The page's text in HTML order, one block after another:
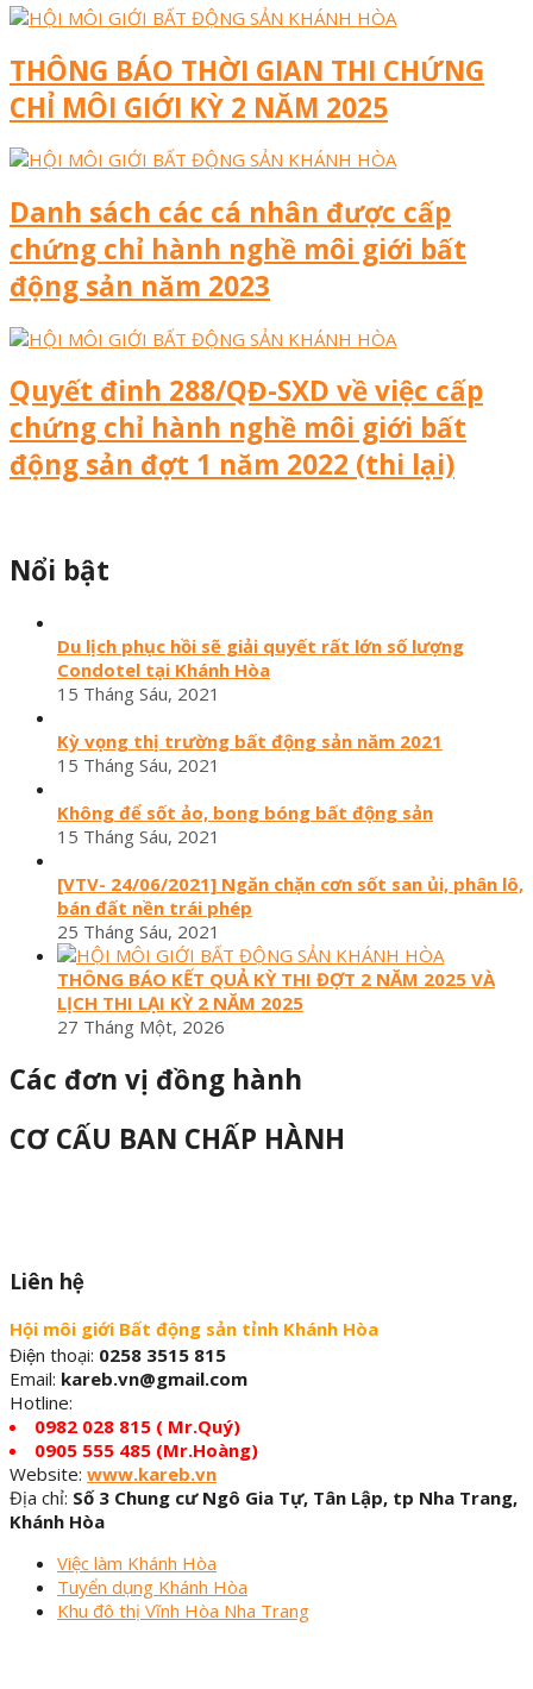
THÔNG BÁO THỜI GIAN THI CHỨNG
CHỈ MÔI GIỚI KỲ 2 NĂM 2025
Danh sách các cá nhân được cấp
chứng chỉ hành nghề môi giới bất
động sản năm 2023
Quyết đinh 288/QĐ-SXD về việc cấp
chứng chỉ hành nghề môi giới bất
động sản đợt 1 năm 2022 (thi lại)
Nổi bật
Du lịch phục hồi sẽ giải quyết rất lớn số lượng
Condotel tại Khánh Hòa
15 Tháng Sáu, 2021
Kỳ vọng thị trường bất động sản năm 2021
15 Tháng Sáu, 2021
Không để sốt ảo, bong bóng bất động sản
15 Tháng Sáu, 2021
[VTV- 24/06/2021] Ngăn chặn cơn sốt san ủi, phân lô,
bán đất nền trái phép
25 Tháng Sáu, 2021
THÔNG BÁO KẾT QUẢ KỲ THI ĐỢT 2 NĂM 2025 VÀ
LỊCH THI LẠI KỲ 2 NĂM 2025
27 Tháng Một, 2026
Các đơn vị đồng hành
CƠ CẤU BAN CHẤP HÀNH
Liên hệ
Hội môi giới Bất động sản tỉnh Khánh Hòa
Điện thoại: 0258 3515 815
Email: kareb.vn@gmail.com
Hotline:
0982 028 815 ( Mr.Quý)
0905 555 485 (Mr.Hoàng)
Website: www.kareb.vn
Địa chỉ: Số 3 Chung cư Ngô Gia Tự, Tân Lập, tp Nha Trang,
Khánh Hòa
Việc làm Khánh Hòa
Tuyển dụng Khánh Hòa
Khu đô thị Vĩnh Hòa Nha Trang